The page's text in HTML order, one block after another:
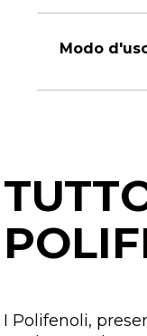
Modo
I Polifenoli,